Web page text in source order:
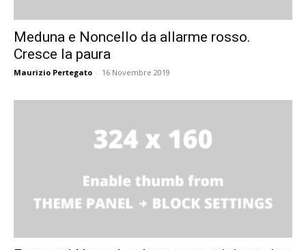
Meduna e Noncello da allarme rosso.
Cresce la paura
Maurizio Pertegato - 16 Novembre 2019